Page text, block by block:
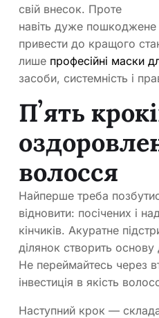
свій внесок. Проте
навіть дуже
привести до кращого
лише професійні маски
засоби, системність і
Пʼять
волосся
Найперше треба
відновити: посічених і
кінчиків. Акуратне
ділянок створить
Не переймайтесь через
інвестиція в якість
Наступний крок —